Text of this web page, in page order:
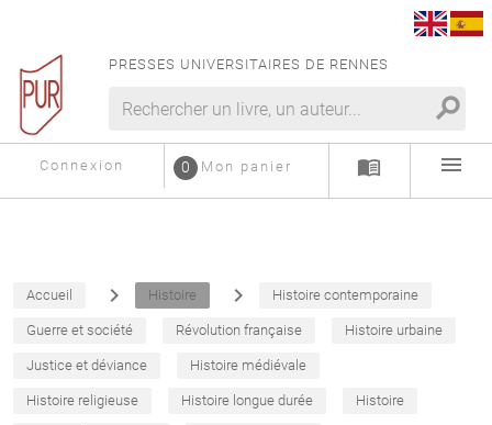
PRESSES UNIVERSITAIRES DE RENNES
search
Connexion Mon panier
0 menu_book menu
Accueil navigate_next Histoire navigate_next Histoire contemporaine
Guerre et société Révolution française Histoire urbaine
Justice et déviance Histoire médiévale
Histoire religieuse Histoire longue durée Histoire